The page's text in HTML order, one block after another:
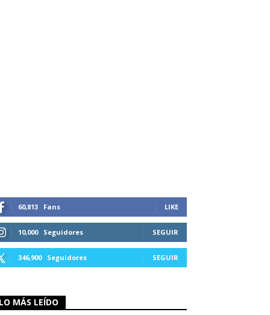
60,813 Fans LIKE
10,000 Seguidores SEGUIR
346,900 Seguidores SEGUIR
MÁS LEÍDO